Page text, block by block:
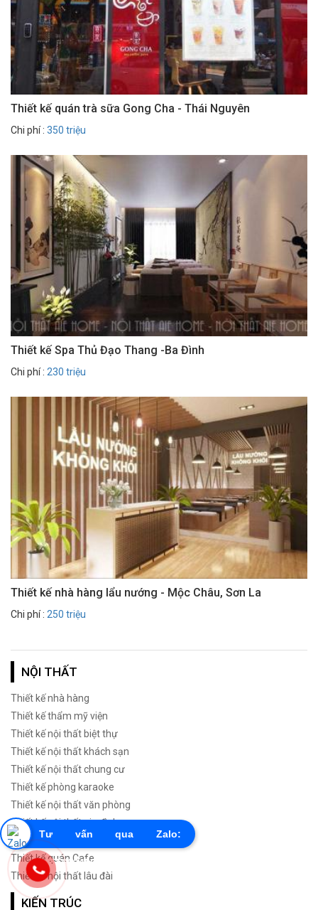
Thiết kế quán trà sữa Gong Cha - Thái Nguyên
Chi phí : 350 triệu
Thiết kế Spa Thủ Đạo Thang -Ba Đình
Chi phí : 230 triệu
Thiết kế nhà hàng lẩu nướng - Mộc Châu, Sơn La
Chi phí : 250 triệu
NỘI THẤT
Thiết kế nhà hàng
Thiết kế thẩm mỹ viện
Thiết kế nội thất biệt thự
Thiết kế nội thất khách sạn
Thiết kế nội thất chung cư
Thiết kế phòng karaoke
Thiết kế nội thất văn phòng
Thiết kế nội thất gia đình
Thiết kế phòng cưới
Thiết kế quán Cafe
Thiết kế nội thất lâu đài
KIẾN TRÚC
Tư vấn qua Zalo:
0855603456